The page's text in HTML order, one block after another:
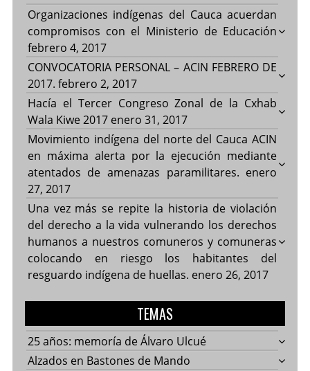
Organizaciones indígenas del Cauca acuerdan
compromisos con el Ministerio de Educación
febrero 4, 2017
CONVOCATORIA PERSONAL – ACIN FEBRERO DE
2017. febrero 2, 2017
Hacía el Tercer Congreso Zonal de la Cxhab
Wala Kiwe 2017 enero 31, 2017
Movimiento indígena del norte del Cauca ACIN
en máxima alerta por la ejecución mediante
atentados de amenazas paramilitares. enero
27, 2017
Una vez más se repite la historia de violación
del derecho a la vida vulnerando los derechos
humanos a nuestros comuneros y comuneras
colocando en riesgo los habitantes del
resguardo indígena de huellas. enero 26, 2017
TEMAS
25 años: memoría de Álvaro Ulcué
Alzados en Bastones de Mando